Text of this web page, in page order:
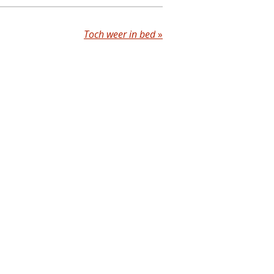
Toch weer in bed»